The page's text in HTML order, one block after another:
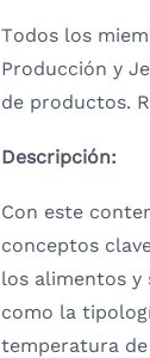
Todos los
Producción y
de productos.
Descripción:
Con este
conceptos
los alimentos y
como la
temperatura de